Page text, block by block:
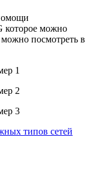
которое можно
можно посмотреть в
типов сетей